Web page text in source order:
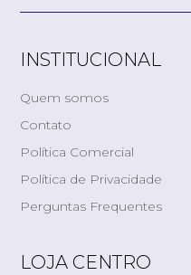
INSTITUCIONAL
Quem somos
Contato
Política Comercial
Política de Privacidade
Perguntas Frequentes
LOJA CENTRO